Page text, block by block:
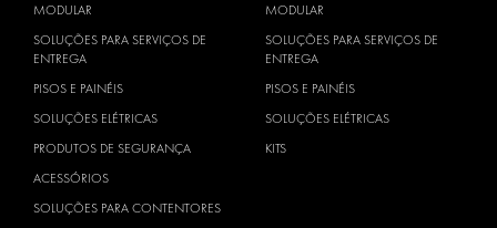
MODULAR
SOLUÇÕES PARA SERVIÇOS DE
ENTREGA
PISOS E PAINÉIS
SOLUÇÕES ELÉTRICAS
PRODUTOS DE SEGURANÇA
ACESSÓRIOS
SOLUÇÕES PARA CONTENTORES
MODULAR
SOLUÇÕES PARA SERVIÇOS DE
ENTREGA
PISOS E PAINÉIS
SOLUÇÕES ELÉTRICAS
KITS